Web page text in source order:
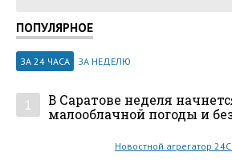
ПОПУЛЯРНОЕ
ЗА 24 ЧАСА ЗА НЕДЕЛЮ
1
В Саратове неделя
малооблачной погоды и
Новостной агрегатор